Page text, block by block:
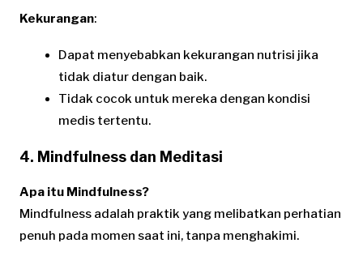
Kekurangan:
Dapat menyebabkan kekurangan nutrisi jika
tidak diatur dengan baik.
Tidak cocok untuk mereka dengan kondisi
medis tertentu.
4. Mindfulness dan Meditasi
Apa itu Mindfulness?
Mindfulness adalah praktik yang melibatkan perhatian
penuh pada momen saat ini, tanpa menghakimi.